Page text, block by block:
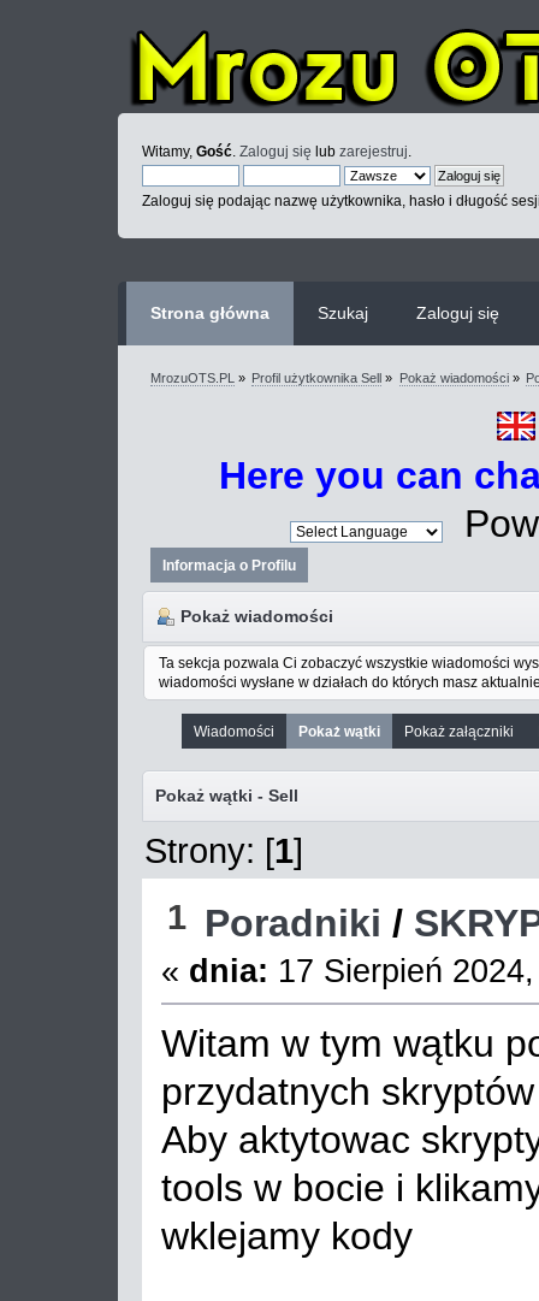
Witamy, Gość Zaloguj się lub zarejestruj
Zaloguj się podając nazwę użytkownika, hasło i długość
Strona główna Szukaj Zaloguj się
MrozuOTS.PL » Profil użytkownika Sell » Pokaż wiadomości»
Here you can
Informacja o Profilu
Pokaż wiadomości
Ta sekcja pozwala Ci zobaczyć wszystkie wiadomości
wiadomości wysłane w działach do których masz
Wiadomości Pokaż wątki Pokaż załączniki
Pokaż wątki - Sell
Strony: [1]
1 Poradniki /
« dnia: 17 Sierpień
Witam w tym wątku
przydatnych
Aby aktytowac
tools w bocie i
wklejamy kody